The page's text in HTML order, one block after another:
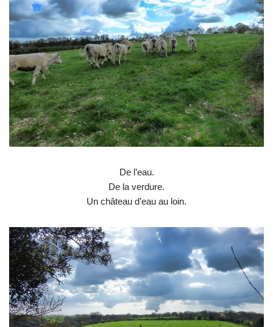
De l’eau.
De la verdure.
Un château d’eau au loin.